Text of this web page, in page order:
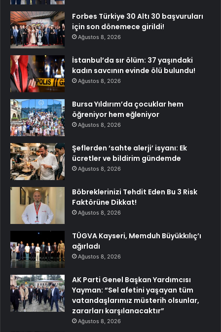
Forbes Türkiye 30 Altı 30 başvuruları
için son dönemece girildi!
Ağustos 8, 2026
İstanbul’da sır ölüm: 37 yaşındaki
kadın savcının evinde ölü bulundu!
Ağustos 8, 2026
Bursa Yıldırım’da çocuklar hem
öğreniyor hem eğleniyor
Ağustos 8, 2026
Şeflerden ‘sahte alerji’ isyanı: Ek
ücretler ve bildirim gündemde
Ağustos 8, 2026
Böbreklerinizi Tehdit Eden Bu 3 Risk
Faktörüne Dikkat!
Ağustos 8, 2026
TÜGVA Kayseri, Memduh Büyükkılıç’ı
ağırladı
Ağustos 8, 2026
AK Parti Genel Başkan Yardımcısı
Yayman: “Sel afetini yaşayan tüm
vatandaşlarımız müsterih olsunlar,
zararları karşılanacaktır”
Ağustos 8, 2026